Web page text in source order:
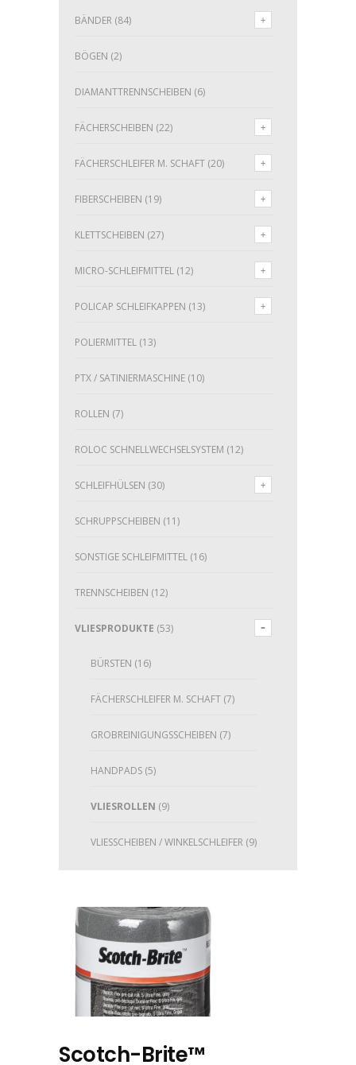
BÄNDER (84)
BÖGEN (2)
DIAMANTTRENNSCHEIBEN (6)
FÄCHERSCHEIBEN (22)
FÄCHERSCHLEIFER M. SCHAFT (20)
FIBERSCHEIBEN (19)
KLETTSCHEIBEN (27)
MICRO-SCHLEIFMITTEL (12)
POLICAP SCHLEIFKAPPEN (13)
POLIERMITTEL (13)
PTX / SATINIERMASCHINE (10)
ROLLEN (7)
ROLOC SCHNELLWECHSELSYSTEM (12)
SCHLEIFHÜLSEN (30)
SCHRUPPSCHEIBEN (11)
SONSTIGE SCHLEIFMITTEL (16)
TRENNSCHEIBEN (12)
VLIESPRODUKTE (53)
BÜRSTEN (16)
FÄCHERSCHLEIFER M. SCHAFT (7)
GROBREINIGUNGSSCHEIBEN (7)
HANDPADS (5)
VLIESROLLEN (9)
VLIESSCHEIBEN / WINKELSCHLEIFER (9)
Scotch-Brite™